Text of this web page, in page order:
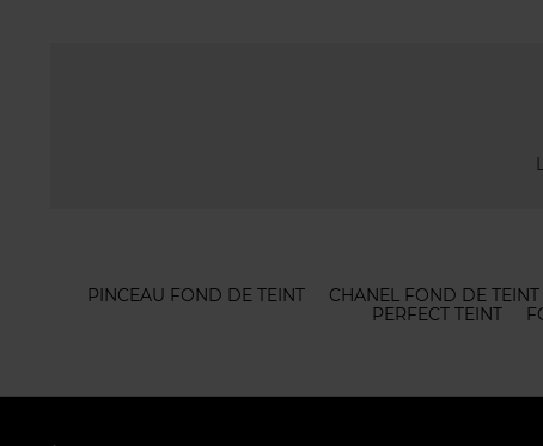
PINCEAU FOND DE TEINT CHANEL FOND DE TEINT
PERFECT TEINT